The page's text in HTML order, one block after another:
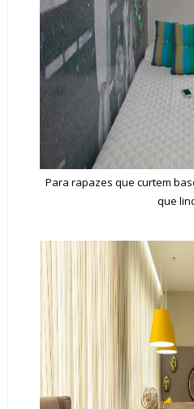
Para rapazes que curtem
que